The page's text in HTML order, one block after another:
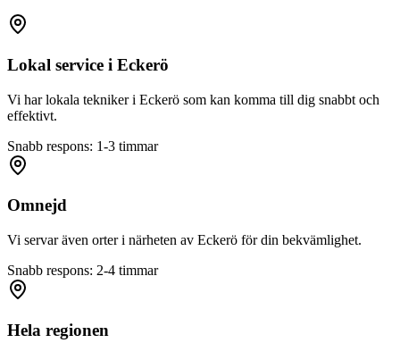
Lokal service i Eckerö
Vi har lokala tekniker i Eckerö som kan komma till dig snabbt och
effektivt.
Snabb respons: 1-3 timmar
Omnejd
Vi servar även orter i närheten av Eckerö för din bekvämlighet.
Snabb respons: 2-4 timmar
Hela regionen